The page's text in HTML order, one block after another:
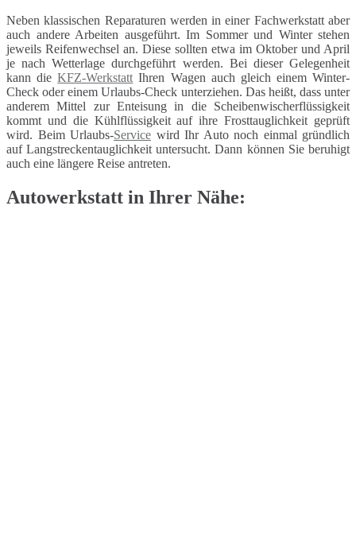
Neben klassischen Reparaturen werden in einer Fachwerkstatt aber
auch andere Arbeiten ausgeführt. Im Sommer und Winter stehen
jeweils Reifenwechsel an. Diese sollten etwa im Oktober und April
je nach Wetterlage durchgeführt werden. Bei dieser Gelegenheit
kann dieKFZ-Werkstatt Ihren Wagen auch gleich einem Winter-
Check oder einem Urlaubs-Check unterziehen. Das heißt, dass unter
anderem Mittel zur Enteisung in die Scheibenwischerflüssigkeit
kommt und die Kühlflüssigkeit auf ihre Frosttauglichkeit geprüft
wird. Beim Urlaubs-Service wird Ihr Auto noch einmal gründlich
auf Langstreckentauglichkeit untersucht. Dann können Sie beruhigt
auch eine längere Reise antreten.
Autowerkstatt in Ihrer Nähe: